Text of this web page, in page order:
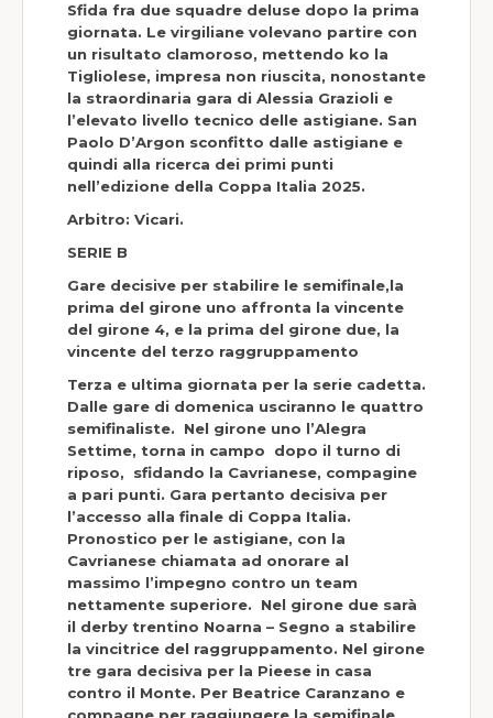
Sfida fra due squadre deluse dopo la prima
giornata. Le virgiliane volevano partire con
un risultato clamoroso, mettendo ko la
Tigliolese, impresa non riuscita, nonostante
la straordinaria gara di Alessia Grazioli e
l’elevato livello tecnico delle astigiane. San
Paolo D’Argon sconfitto dalle astigiane e
quindi alla ricerca dei primi punti
nell’edizione della Coppa Italia 2025.
Arbitro: Vicari.
SERIE B
Gare decisive per stabilire le semifinale,la
prima del girone uno affronta la vincente
del girone 4, e la prima del girone due, la
vincente del terzo raggruppamento
Terza e ultima giornata per la serie cadetta.
Dalle gare di domenica usciranno le quattro
semifinaliste. Nel girone uno l’Alegra
Settime, torna in campo dopo il turno di
riposo, sfidando la Cavrianese, compagine
a pari punti. Gara pertanto decisiva per
l’accesso alla finale di Coppa Italia.
Pronostico per le astigiane, con la
Cavrianese chiamata ad onorare al
massimo l’impegno contro un team
nettamente superiore. Nel girone due sarà
il derby trentino Noarna – Segno a stabilire
la vincitrice del raggruppamento. Nel girone
tre gara decisiva per la Pieese in casa
contro il Monte. Per Beatrice Caranzano e